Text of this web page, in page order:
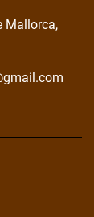
Mallorca,